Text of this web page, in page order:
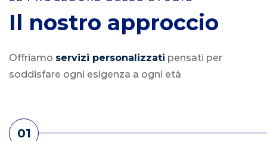
Il nostro approccio
Offriamo servizi personalizzati pensati per
soddisfare ogni esigenza a ogni età
01